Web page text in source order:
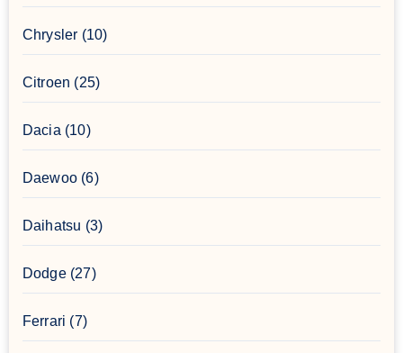
Chrysler (10)
Citroen (25)
Dacia(10)
Daewoo(6)
Daihatsu (3)
Dodge(27)
Ferrari (7)